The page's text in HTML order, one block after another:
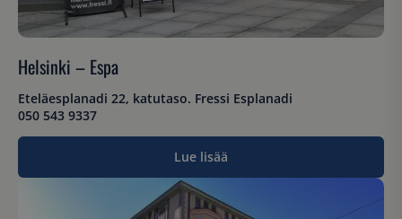
Helsinki – Espa
Eteläesplanadi 22, katutaso. Fressi Esplanadi
050 543 9337
Lue lisää